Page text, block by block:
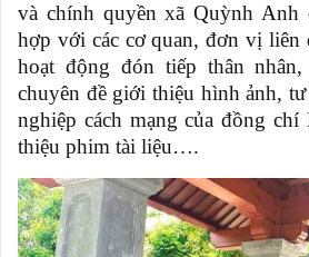
và chính quyền xã Quỳnh Anh
hợp với các cơ quan, đơn vị liên
hoạt động đón tiếp thân
chuyên đề giới thiệu hình ảnh,
nghiệp cách mạng của đồng chí
thiệu phim tài liệu….